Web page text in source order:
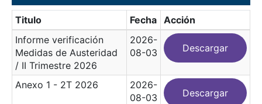
Titulo Fecha Acción
Informe verificación
Medidas de Austeridad
/ II Trimestre 2026
2026-
08-03
Descargar
Anexo 1 - 2T 2026
2026-
08-03
Descargar